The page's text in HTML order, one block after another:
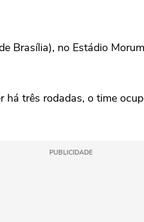
Brasília), no Estádio
três rodadas, o time
PUBLICIDADE